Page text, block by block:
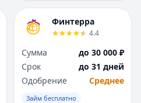
Финтерра
4.4
Сумма
до 30 000 ₽
Срок
до 31 дней
Одобрение
Среднее
Займ бесплатно